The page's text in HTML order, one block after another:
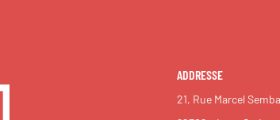
ADDRESSE
21, Rue Marcel